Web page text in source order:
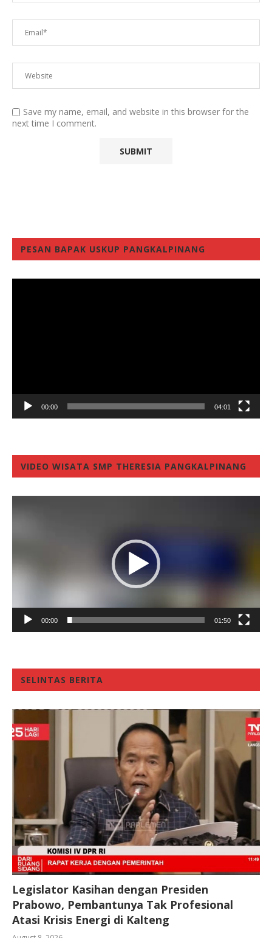
Save my name, email, and website in this browser for the
next time I comment.
PESAN BAPAK USKUP PANGKALPINANG
00:00 04:01
VIDEO WISATA SMP THERESIA PANGKALPINANG
00:00 01:50
SELINTAS BERITA
Legislator Kasihan dengan Presiden
Prabowo, Pembantunya Tak Profesional
Atasi Krisis Energi di Kalteng